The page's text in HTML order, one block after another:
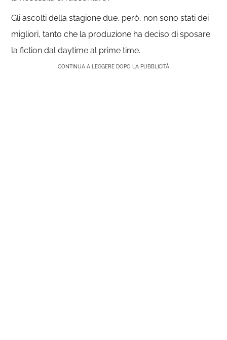
Gli ascolti della stagione due, però, non sono stati dei
migliori, tanto che la produzione ha deciso di sposare
la fiction dal daytime al prime time.
CONTINUA A LEGGERE DOPO LA PUBBLICITÀ